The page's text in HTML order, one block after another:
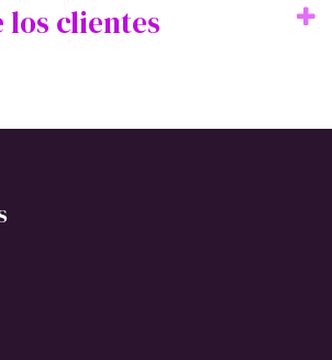
los clientes